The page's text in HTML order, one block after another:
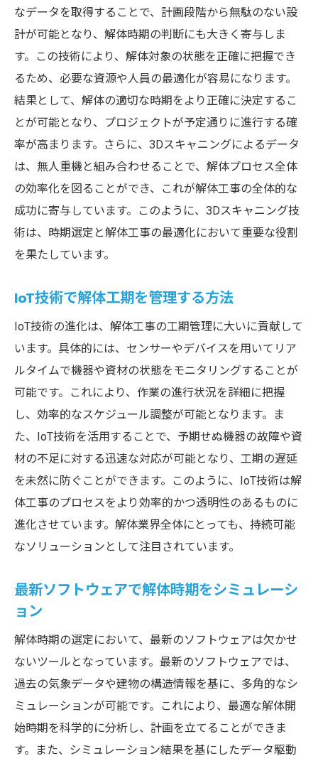
環境配慮型解体時期の選び方
適切な解体時期を選ぶための分析手法
革新技術がもたらす解体時期の新たな指標
実例から学ぶ技術進化と解体時期の関係
解体効率を支える技術革新の具体例
解体時期を革新する技術の現状
革新技術が解体のタイミングに与える具体
的影響
解体時期と技術革新の成功事例
解体の適切な時期を探る技術的視点
技術的視点から見る解体時期の重要性
解体時期を見極めるための技術の役割
技術的視点からの解体スケジュールの設定
法
解体のタイミングを探る技術的アプローチ
なデータを取得することで、計画段階から無駄のない設
計が可能となり、解体時期の判断にも大きく寄与しま
す。この技術により、解体対象の状態を正確に把握でき
るため、必要な資源や人員の最適化が容易になります。
結果として、解体の適切な時期をより正確に決定するこ
とが可能となり、プロジェクトが予定通りに進行する確
率が高まります。さらに、3Dスキャニングによるデータ
は、無人重機と組み合わせることで、解体プロセス全体
の効率化を図ることができ、これが解体工事の全体的な
成功に寄与しています。このように、3Dスキャニング技
術は、時期選定と解体工事の最適化において重要な役割
を果たしています。
IoT技術で解体工期を管理する方法
IoT技術の進化は、解体工事の工期管理に大いに貢献して
います。具体的には、センサーやデバイスを用いてリア
ルタイムで機器や資材の状態をモニタリングすることが
可能です。これにより、作業の進行状況を詳細に把握
し、効率的なスケジュール調整が可能となります。ま
た、IoT技術を活用することで、予期せぬ機器の故障や資
材の不足に対する迅速な対応が可能となり、工期の遅延
を未然に防ぐことができます。このように、IoT技術は解
体工事のプロセスをより効率的かつ透明性のあるものに
進化させています。解体業界全体にとっても、持続可能
なソリューションとして注目されています。
最新ソフトウェアで解体時期をシミュレーシ
ョン
解体時期の選定において、最新のソフトウェアは欠かせ
ないツールとなっています。最新のソフトウェアでは、
過去の気象データや建物の構造情報を基に、多角的なシ
ミュレーションが可能です。これにより、最適な解体開
始時期を科学的に分析し、計画を立てることができま
す。また、シミュレーション結果を基にしたデータ駆動